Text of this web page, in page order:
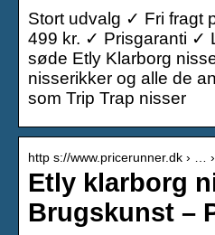
Stort udvalg ✓ Fri fragt
499 kr. ✓ Prisgaranti ✓
søde Etly Klarborg
nisserikker og alle de
som Trip Trap nisser
http s://www.pricerunner.dk › …
Etly klarborg
Brugskunst –